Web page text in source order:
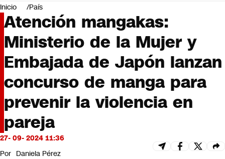
Negocios
Deportes
Programas completos
Cultura
Servicios
Bits
CNN tiempo
Opinión
Inicio País
Atención mangakas:
Ministerio de la Mujer y
Embajada de Japón lanzan
concurso de manga para
prevenir la violencia en
pareja
27- 09- 2024 11:36
Por Daniela Pérez